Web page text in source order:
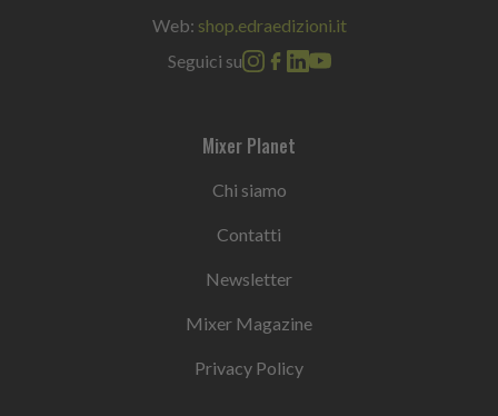
Web: shop.edraedizioni.it
Seguici su
Mixer Planet
Chi siamo
Contatti
Newsletter
Mixer Magazine
Privacy Policy